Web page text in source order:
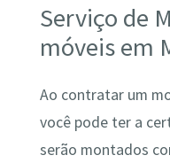
Serviço de
móveis em
Ao contratar um
você pode ter a
serão montados